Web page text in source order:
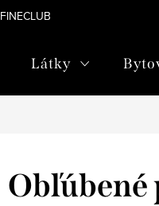
FINECLUB
Látky